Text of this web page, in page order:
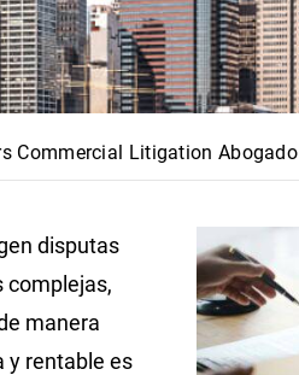
Commercial Litigation Abogado
disputas
complejas,
manera
y rentable es